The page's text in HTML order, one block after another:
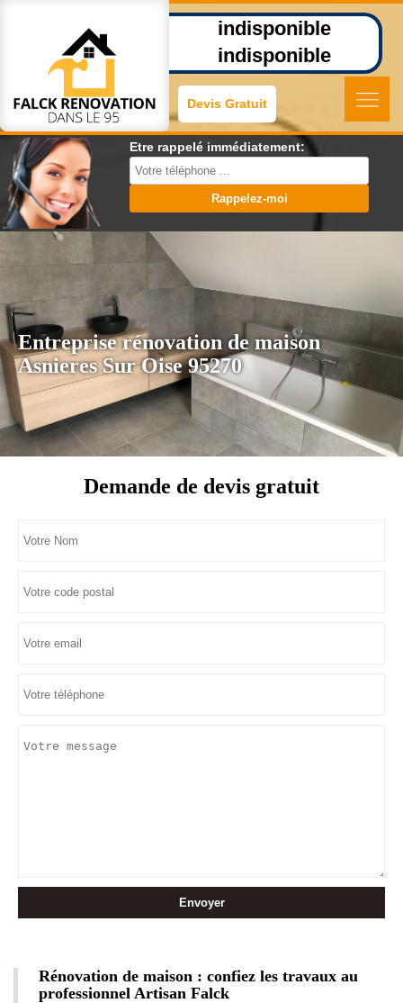
indisponible
indisponible
Devis Gratuit
Etre rappelé immédiatement:
Entreprise rénovation de maison
Asnieres Sur Oise 95270
Demande de devis gratuit
Rénovation de maison : confiez les travaux au
professionnel Artisan Falck